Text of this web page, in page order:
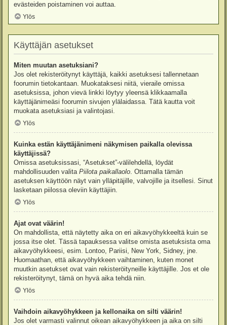
evästeiden poistaminen voi auttaa.
Ylös
Käyttäjän asetukset
Miten muutan asetuksiani?
Jos olet rekisteröitynyt käyttäjä, kaikki asetuksesi tallennetaan
foorumin tietokantaan. Muokataksesi niitä, vieraile omissa
asetuksissa, johon vievä linkki löytyy yleensä klikkaamalla
käyttäjänimeäsi foorumin sivujen ylälaidassa. Tätä kautta voit
muokata asetuksiasi ja valintojasi.
Ylös
Kuinka estän käyttäjänimeni näkymisen paikalla olevissa
käyttäjissä?
Omissa asetuksissasi, “Asetukset”-välilehdellä, löydät
mahdollisuuden valita Piilota paikallaolo. Ottamalla tämän
asetuksen käyttöön näyt vain ylläpitäjille, valvojille ja itsellesi. Sinut
lasketaan piilossa oleviin käyttäjiin.
Ylös
Ajat ovat väärin!
On mahdollista, että näytetty aika on eri aikavyöhykkeeltä kuin se
jossa itse olet. Tässä tapauksessa valitse omista asetuksista oma
aikavyöhykkeesi, esim. Lontoo, Pariisi, New York, Sidney, jne.
Huomaathan, että aikavyöhykkeen vaihtaminen, kuten monet
muutkin asetukset ovat vain rekisteröityneille käyttäjille. Jos et ole
rekisteröitynyt, tämä on hyvä aika tehdä niin.
Ylös
Vaihdoin aikavyöhykkeen ja kellonaika on silti väärin!
Jos olet varmasti valinnut oikean aikavyöhykkeen ja aika on silti